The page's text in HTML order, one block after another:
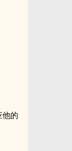
他的